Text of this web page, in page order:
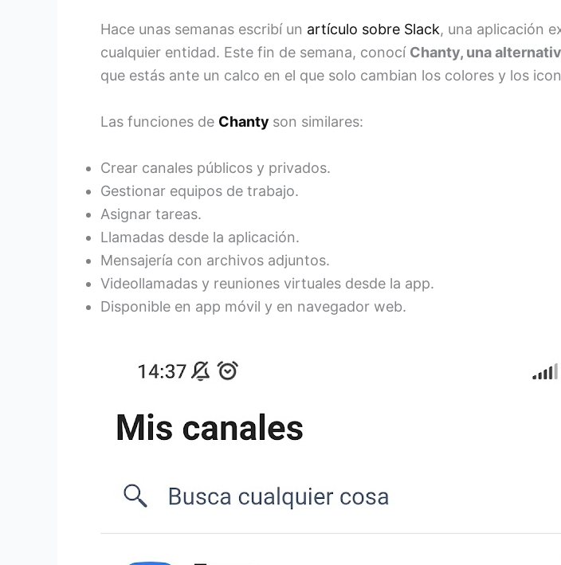
Hace unas semanas escribí un artículo sobre Slack, una aplicación
cualquier entidad. Este fin de semana, conocí Chanty, una
que estás ante un calco en el que solo cambian los colores y los
Las funciones de Chanty son similares:
Crear canales públicos y privados.
Gestionar equipos de trabajo.
Asignar tareas.
Llamadas desde la aplicación.
Mensajería con archivos adjuntos.
Videollamadas y reuniones virtuales desde la app.
Disponible en app móvil y en navegador web.